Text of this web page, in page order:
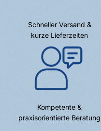
Schneller Versand &
kurze Lieferzeiten
Kompetente &
praxisorientierte Beratung